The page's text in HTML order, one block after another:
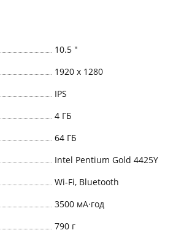
10.5 "
1920 x 1280
IPS
4 ГБ
64 ГБ
Intel Pentium Gold 4425Y
Wi-Fi, Bluetooth
3500 мА·год
790 г